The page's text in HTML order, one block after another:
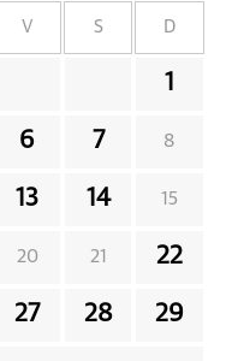
V S D
1
6 7 8
13 14 15
20 21 22
27 28 29